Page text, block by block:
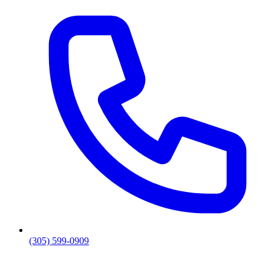
(305) 599-0909